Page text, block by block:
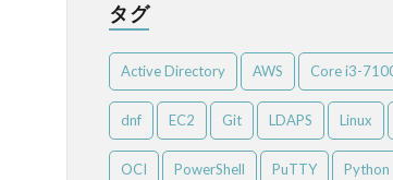
タグ
Active Directory AWS Core i3-
dnf EC2 Git LDAPS Linux
OCI PowerShell PuTTY Python